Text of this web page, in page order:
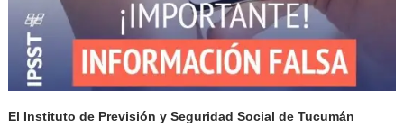
El Instituto de Previsión y Seguridad Social de Tucumán